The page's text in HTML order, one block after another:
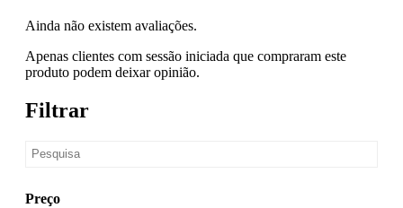
Ainda não existem avaliações.
Apenas clientes com sessão iniciada que compraram este
produto podem deixar opinião.
Filtrar
Preço